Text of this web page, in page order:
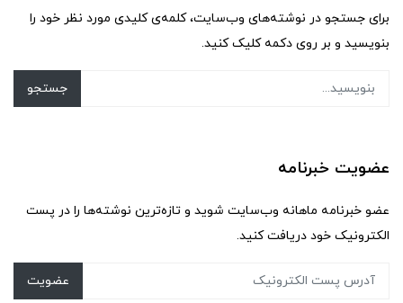
برای جستجو در نوشته‌های وب‌سایت، کلمه‌ی کلیدی مورد نظر خود را
بنویسید و بر روی دکمه کلیک کنید.
جستجو
عضویت خبرنامه
عضو خبرنامه ماهانه وب‌سایت شوید و تازه‌ترین نوشته‌ها را در پست
الکترونیک خود دریافت کنید.
عضویت